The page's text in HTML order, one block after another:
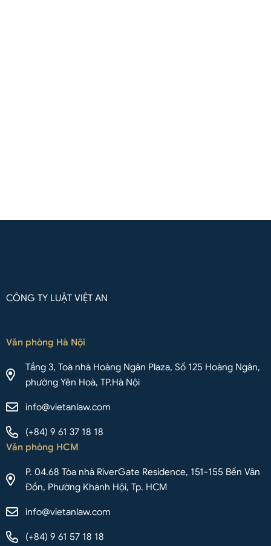
CÔNG TY LUẬT VIỆT AN
Văn phòng Hà Nội
Tầng 3, Toà nhà Hoàng Ngân Plaza, Số 125 Hoàng Ngân,
phường Yên Hoà, TP.Hà Nội
info@vietanlaw.com
(+84) 9 61 37 18 18
Văn phòng HCM
P. 04.68 Tòa nhà RiverGate Residence, 151-155 Bến Vân
Đồn, Phường Khánh Hội, Tp. HCM
info@vietanlaw.com
(+84) 9 61 57 18 18